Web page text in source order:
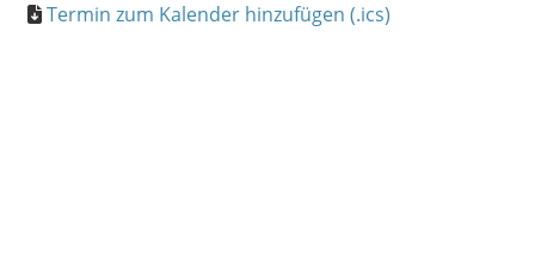
Termin zum Kalender hinzufügen (.ics)